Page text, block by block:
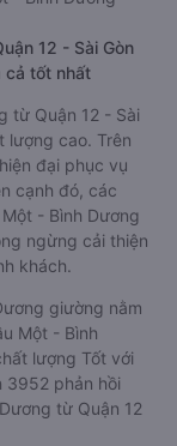
12 - Sài Gòn
cả tốt nhất
từ Quận 12 - Sài
lượng cao. Trên
đại phục vụ
cạnh đó, các
- Bình Dương
ngừng cải thiện
khách.
giường nằm
Một - Bình
lượng Tốt với
3952 phản hồi
từ Quận 12